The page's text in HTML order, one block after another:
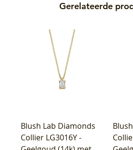
Gerelateerde
Blush Lab Diamonds
Collier LG3016Y -